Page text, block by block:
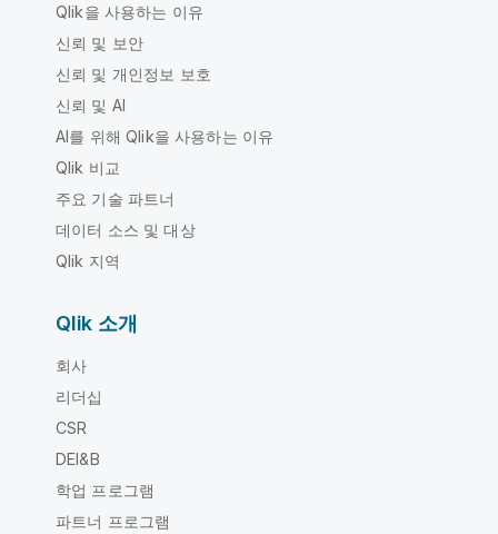
Qlik을 사용하는 이유
신뢰 및 보안
신뢰 및 개인정보 보호
신뢰 및 AI
AI를 위해 Qlik을 사용하는 이유
Qlik 비교
주요 기술 파트너
데이터 소스 및 대상
Qlik 지역
Qlik 소개
회사
리더십
CSR
DEI&B
학업 프로그램
파트너 프로그램